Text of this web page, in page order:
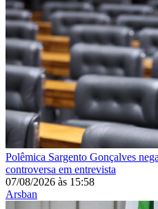
Polêmica Sargento Gonçalves
controversa em entrevista
07/08/2026 às 15:58
Arsban